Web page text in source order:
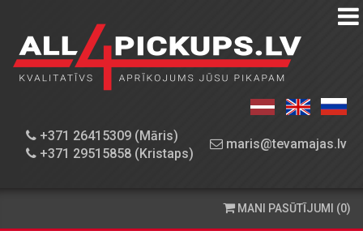
+371 26415309 (Māris)
+371 29515858 (Kristaps)
maris@tevamajas.lv
PREČU
KATALOGS
MANI PASŪTĪJUMI (0)